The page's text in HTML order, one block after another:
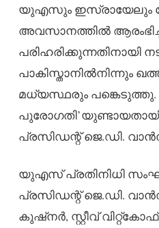
യുഎസും ഇസ്രായേലും
അവസാനത്തിൽ
പരിഹരിക്കുന്നതിനായി
പാകിസ്താനിൽനിന്നും
മധ്യസ്ഥരും പങ്കെടുത്തു.
പ്രസിഡന്റ് ജെ.ഡി.
യുഎസ് പ്രതിനിധി
പ്രസിഡന്റ് ജെ.ഡി.
കുഷ്നർ, സ്റ്റീവ്